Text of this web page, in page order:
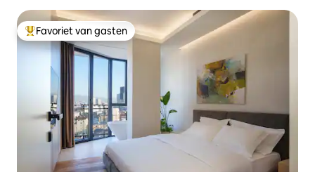
Topfavoriet van gasten
Favoriet van gasten